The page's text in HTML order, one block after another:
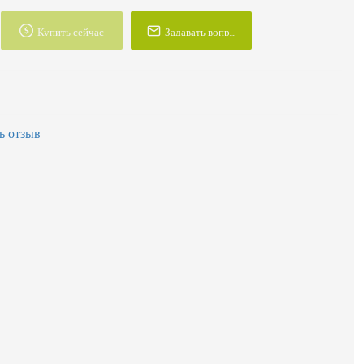
отзыв
Купить сейчас Задавать вопрос